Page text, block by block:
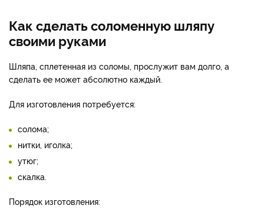
Как сделать соломенную шляпу
своими руками
Шляпа, сплетенная из соломы, прослужит вам долго, а
сделать ее может абсолютно каждый.
Для изготовления потребуется:
солома;
нитки, иголка;
утюг;
скалка.
Порядок изготовления: